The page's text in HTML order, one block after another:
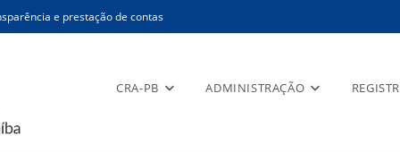
e prestação de contas
CRA-PB ADMINISTRAÇÃO